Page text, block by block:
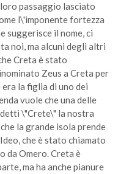
passaggio lasciato
l\'imponente fortezza
suggerisce il nome, ci
noi, ma alcuni degli altri
Creta è stato
Zeus a Creta per
la figlia di uno dei
vuole che una delle
\"Crete\" la nostra
la grande isola prende
che è stato chiamato
da Omero. Creta è
ma ha anche pianure